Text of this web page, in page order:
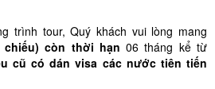
trình tour, Quý khách vui lòng mang
chiếu) còn thời hạn06 tháng kể từ
cũ có dán visa các nước tiên tiến